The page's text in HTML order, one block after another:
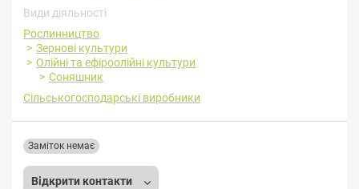
Види діяльності
Рослинництво
Зернові культури
Олійні та ефіроолійні культури
Соняшник
Сільськогосподарські виробники
Відкрити контакти
Заміток немає